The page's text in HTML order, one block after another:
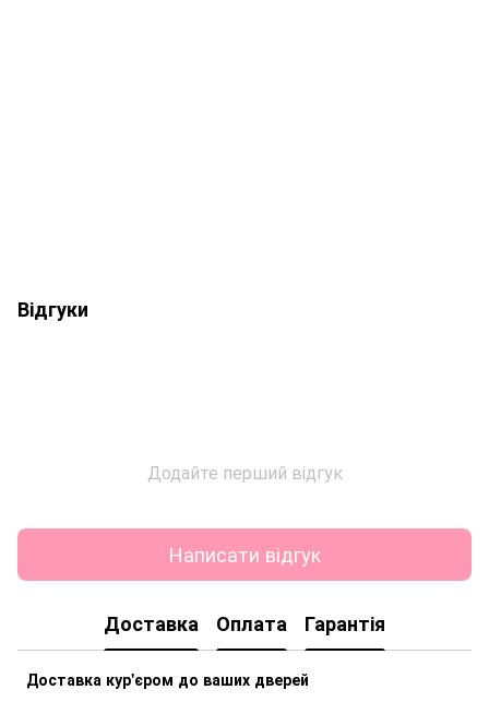
Відгуки
Додайте перший відгук
Написати відгук
Доставка Оплата Гарантія
Доставка кур'єром до ваших дверей